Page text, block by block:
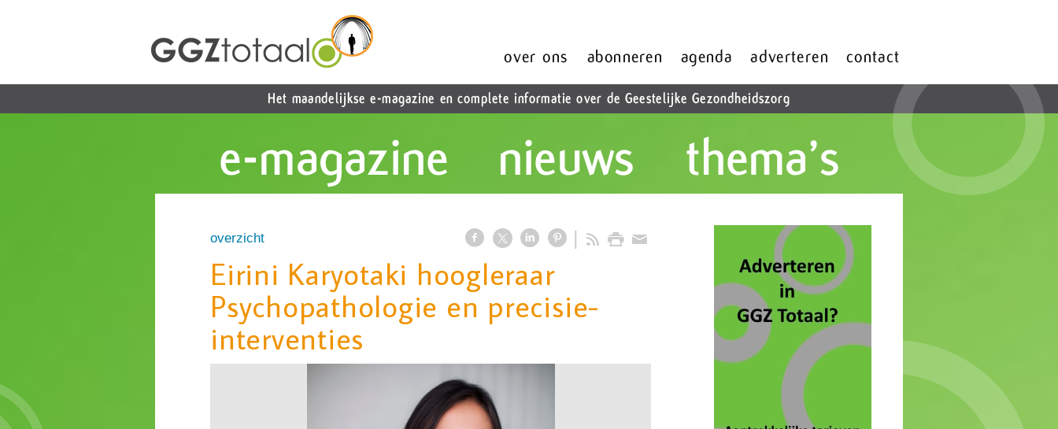
overzicht
Eirini Karyotaki hoogleraar
Psychopathologie en precisie-
interventies